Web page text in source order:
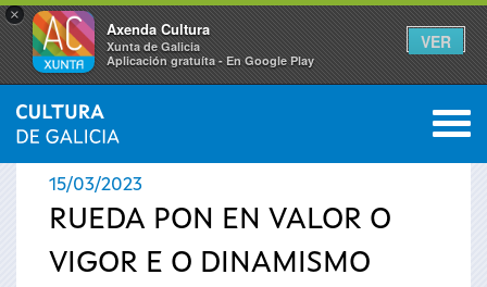
×
Axenda Cultura
Xunta de Galicia
Aplicación gratuíta - En Google Play
VER
Vostede
está
aquí
INICIO › ACTUALIDADE 0
15/03/2023
RUEDA PON EN VALOR O
VIGOR E O DINAMISMO